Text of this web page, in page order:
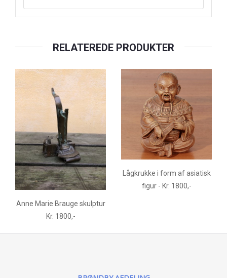
RELATEREDE PRODUKTER
Anne Marie Brauge skulptur
Kr. 1800,-
Lågkrukke i form af asiatisk
figur - Kr. 1800,-